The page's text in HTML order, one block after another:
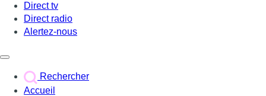
Direct tv
Direct radio
Alertez-nous
Rechercher
Accueil